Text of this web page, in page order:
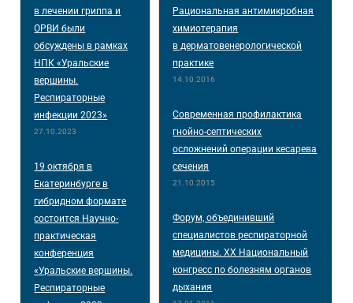
в лечении гриппа и
ОРВИ были
обсуждены в рамках
НПК «Уральские
вершины.
Респираторные
инфекции 2023»
27.10.2023
19 октября в
Екатеринбурге в
гибридном формате
состоится Научно-
практическая
конференция
«Уральские вершины.
Респираторные
Рациональная антимикробная
химиотерапия
в дерматовенерологической
практике
14.10.2016
Современная профилактика
гнойно-септических
осложнений операции кесарева
сечения
21.10.2015
Форум, объединивший
специалистов респираторной
медицины. XX Национальный
конгресс по болезням органов
дыхания